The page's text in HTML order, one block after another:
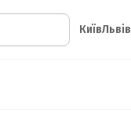
КиївЛьвів